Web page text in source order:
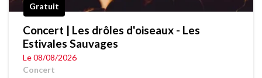
Gratuit
Concert | Les drôles d'oiseaux - Les
Estivales Sauvages
Le 08/08/2026
Concert